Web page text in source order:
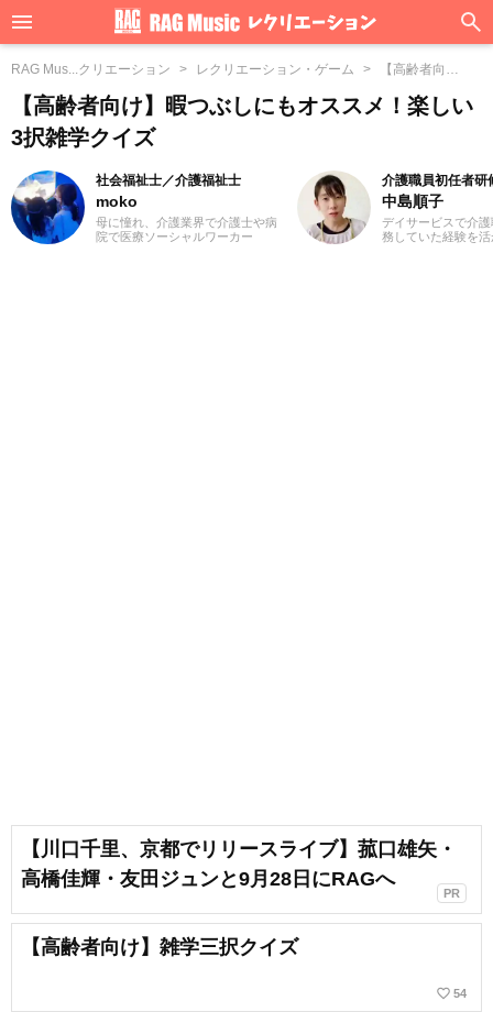
RAG Mus...クリエーション レクリエーション・ゲーム
【高齢者向
け】...3択雑学クイズ
【高齢者向け】暇つぶしにもオススメ！楽しい
3択雑学クイズ
社会福祉士／介護福祉士
moko
母に憧れ、介護業界で介護士や病
院で医療ソーシャルワーカー
介護職員初任者研
中島順子
デイサービスで介
務していた経験を
【川口千里、京都でリリースライブ】菰口雄矢・
高橋佳輝・友田ジュンと9月28日にRAGへ
PR
【高齢者向け】雑学三択クイズ
favorite_border 54